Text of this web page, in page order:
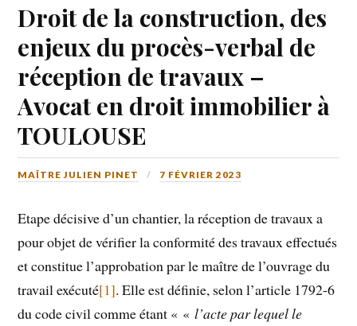
Droit de la construction, des
enjeux du procès-verbal de
réception de travaux –
Avocat en droit immobilier à
TOULOUSE
MAÎTRE JULIEN PINET 7 FÉVRIER 2023
Etape décisive d’un chantier, la réception de travaux a
pour objet de vérifier la conformité des travaux effectués
et constitue l’approbation par le maître de l’ouvrage du
travail exécuté[1]. Elle est définie, selon l’article 1792-6
du code civil comme étant « «l’acte par lequel le